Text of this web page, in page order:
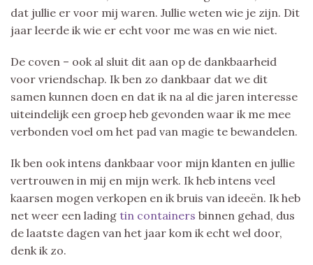
dat jullie er voor mij waren. Jullie weten wie je zijn. Dit
jaar leerde ik wie er echt voor me was en wie niet.
De coven – ook al sluit dit aan op de dankbaarheid
voor vriendschap. Ik ben zo dankbaar dat we dit
samen kunnen doen en dat ik na al die jaren interesse
uiteindelijk een groep heb gevonden waar ik me mee
verbonden voel om het pad van magie te bewandelen.
Ik ben ook intens dankbaar voor mijn klanten en jullie
vertrouwen in mij en mijn werk. Ik heb intens veel
kaarsen mogen verkopen en ik bruis van ideeën. Ik heb
net weer een lading tin containers binnen gehad, dus
de laatste dagen van het jaar kom ik echt wel door,
denk ik zo.